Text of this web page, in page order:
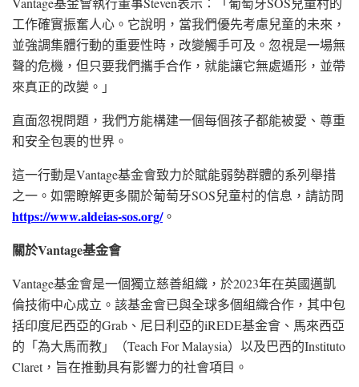
工作確實振奮人心。它說明，當我們優先考慮兒童的未來，
並強調集體行動的重要性時，改變觸手可及。忽視是一場無
聲的危機，但只要我們攜手合作，就能讓它無處遁形，並帶
來真正的改變。」
直面忽視問題，我們方能構建一個每個孩子都能被愛、尊重
和安全包裹的世界。
這一行動是Vantage基金會致力於賦能弱勢群體的系列舉措
之一。如需瞭解更多關於葡萄牙SOS兒童村的信息，請訪問
https://www.aldeias-sos.org/。
關於Vantage基金會
Vantage基金會是一個獨立慈善組織，於2023年在英國邁凱
倫技術中心成立。該基金會已與全球多個組織合作，其中包
括印度尼西亞的Grab、尼日利亞的iREDE基金會、馬來西亞
的「為大馬而教」（Teach For Malaysia）以及巴西的Instituto
Claret，旨在推動具有影響力的社會項目。